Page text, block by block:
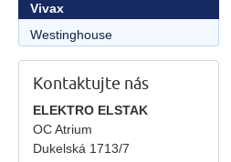
Vivax
Westinghouse
Kontaktujte nás
ELEKTRO ELSTAK
OC Atrium
Dukelská 1713/7